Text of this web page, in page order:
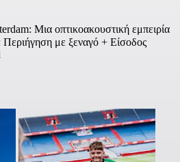
Μια οπτικοακουστική εμπειρία
Περιήγηση με ξεναγό + Είσοδος